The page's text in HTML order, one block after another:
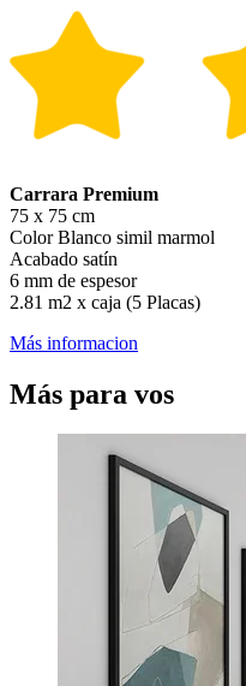
Carrara Premium
75 x 75 cm
Color Blanco simil marmol
Acabado satín
6 mm de espesor
2.81 m2 x caja (5 Placas)
Más informacion
Más para vos